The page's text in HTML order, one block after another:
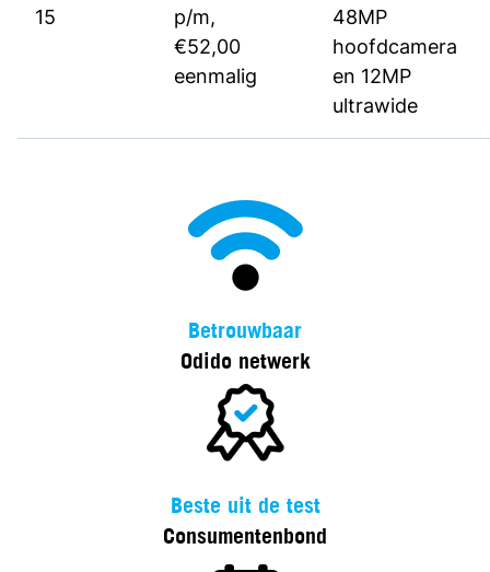
15
p/m,
€52,00
eenmalig
48MP
hoofdcamera
en 12MP
ultrawide
Betrouwbaar
Odido netwerk
Beste uit de test
Consumentenbond